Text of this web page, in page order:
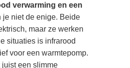
verwarming en een
niet de enige. Beide
maar ze werken
situaties is infrarood
voor een warmtepomp.
een slimme